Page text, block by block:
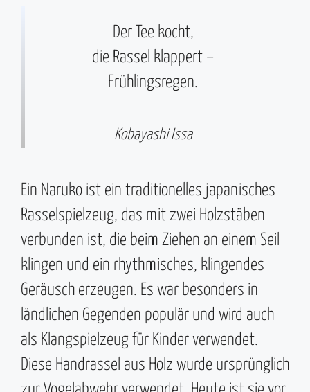
Der Tee kocht,
die Rassel klappert –
Frühlingsregen.
Kobayashi Issa
Ein Naruko ist ein traditionelles japanisches
Rasselspielzeug, das mit zwei Holzstäben
verbunden ist, die beim Ziehen an einem Seil
klingen und ein rhythmisches, klingendes
Geräusch erzeugen. Es war besonders in
ländlichen Gegenden populär und wird auch
als Klangspielzeug für Kinder verwendet.
Diese Handrassel aus Holz wurde ursprünglich